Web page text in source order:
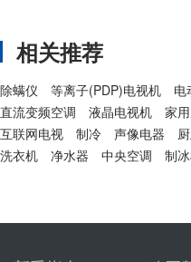
相关推荐
除螨仪 等离子(PDP)电视机 电
直流变频空调
液晶电视机 家
互联网电视
制冷 声像电器
洗衣机
净水器 中央空调 制